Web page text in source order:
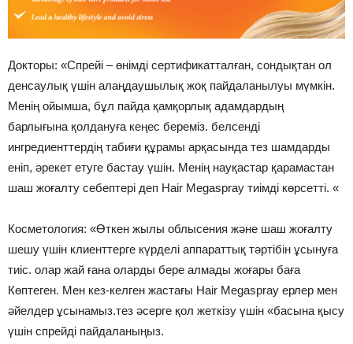
Докторы: «Спрейі – өнімді сертификатталған, сондықтан ол
денсаулық үшін алаңдаушылық жоқ пайдаланылуы мүмкін.
Менің ойымша, бұл пайда қамқорлық адамдардың
барлығына қолдануға кеңес береміз. белсенді
ингредиенттердің табиғи құрамы арқасында тез шамдарды
еніп, әрекет етуге бастау үшін. Менің науқастар қарамастан
шаш жоғалту себептері деп Hair Megaspray тиімді көрсетті. «
Косметология: «Өткен жылы облысения және шаш жоғалту
шешу үшін клиенттерге күрделі аппараттық тәртібін ұсынуға
тиіс. олар жай ғана оларды бере алмады жоғары баға
Көптеген. Мен кез-келген жастағы Hair Megaspray ерлер мен
әйелдер ұсынамыз.тез әсерге қол жеткізу үшін «басына қысу
үшін спрейді пайдаланыңыз.